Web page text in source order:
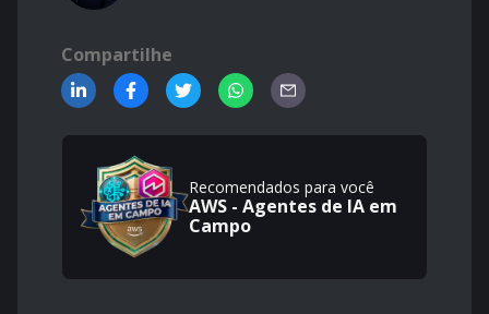
Compartilhe
Recomendados para você
AWS - Agentes de IA em
Campo